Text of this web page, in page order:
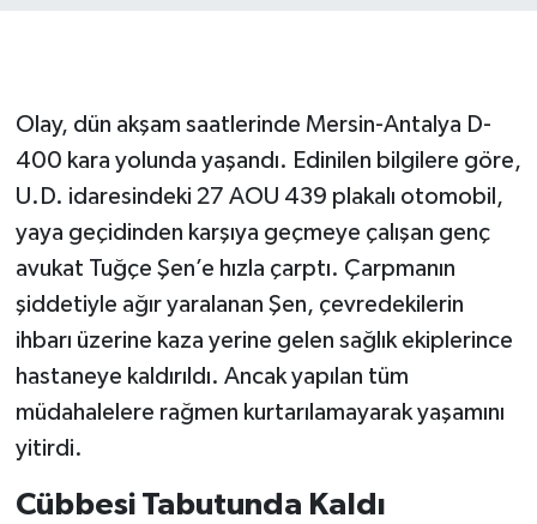
Olay, dün akşam saatlerinde Mersin-Antalya D-
400 kara yolunda yaşandı. Edinilen bilgilere göre,
U.D. idaresindeki 27 AOU 439 plakalı otomobil,
yaya geçidinden karşıya geçmeye çalışan genç
avukat Tuğçe Şen’e hızla çarptı. Çarpmanın
şiddetiyle ağır yaralanan Şen, çevredekilerin
ihbarı üzerine kaza yerine gelen sağlık ekiplerince
hastaneye kaldırıldı. Ancak yapılan tüm
müdahalelere rağmen kurtarılamayarak yaşamını
yitirdi.
Cübbesi Tabutunda Kaldı